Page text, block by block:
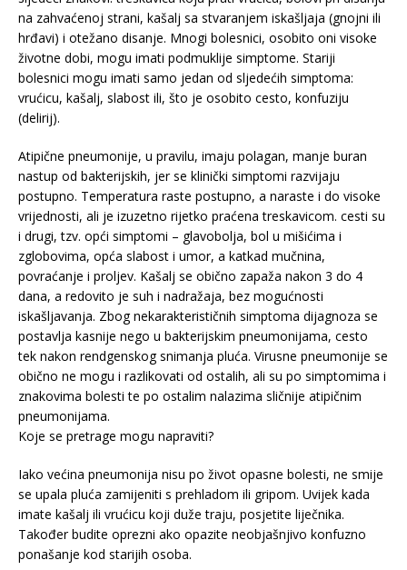
na zahvaćenoj strani, kašalj sa stvaranjem iskašljaja (gnojni ili
hrđavi) i otežano disanje. Mnogi bolesnici, osobito oni visoke
životne dobi, mogu imati podmuklije simptome. Stariji
bolesnici mogu imati samo jedan od sljedećih simptoma:
vrućicu, kašalj, slabost ili, što je osobito cesto, konfuziju
(delirij).
Atipične pneumonije, u pravilu, imaju polagan, manje buran
nastup od bakterijskih, jer se klinički simptomi razvijaju
postupno. Temperatura raste postupno, a naraste i do visoke
vrijednosti, ali je izuzetno rijetko praćena treskavicom. cesti su
i drugi, tzv. opći simptomi – glavobolja, bol u mišićima i
zglobovima, opća slabost i umor, a katkad mučnina,
povraćanje i proljev. Kašalj se obično zapaža nakon 3 do 4
dana, a redovito je suh i nadražaja, bez mogućnosti
iskašljavanja. Zbog nekarakterističnih simptoma dijagnoza se
postavlja kasnije nego u bakterijskim pneumonijama, cesto
tek nakon rendgenskog snimanja pluća. Virusne pneumonije se
obično ne mogu i razlikovati od ostalih, ali su po simptomima i
znakovima bolesti te po ostalim nalazima sličnije atipičnim
pneumonijama.
Koje se pretrage mogu napraviti?
Iako većina pneumonija nisu po život opasne bolesti, ne smije
se upala pluća zamijeniti s prehladom ili gripom. Uvijek kada
imate kašalj ili vrućicu koji duže traju, posjetite liječnika.
Također budite oprezni ako opazite neobjašnjivo konfuzno
ponašanje kod starijih osoba.